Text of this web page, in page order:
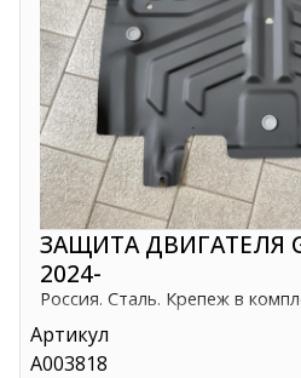
ЗАЩИТА ДВИГАТЕЛЯ
2024-
Россия. Сталь. Крепеж в
Артикул
A003818